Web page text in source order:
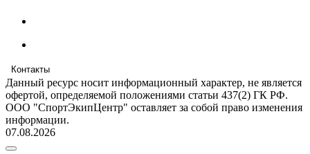
Контакты
Данный ресурс носит информационный характер, не является
офертой, определяемой положениями статьи 437(2) ГК РФ.
ООО "СпортЭкипЦентр" оставляет за собой право изменения
информации.
07.08.2026